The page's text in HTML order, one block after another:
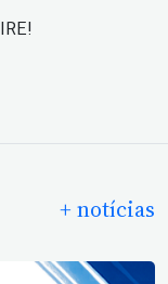
+ notícias